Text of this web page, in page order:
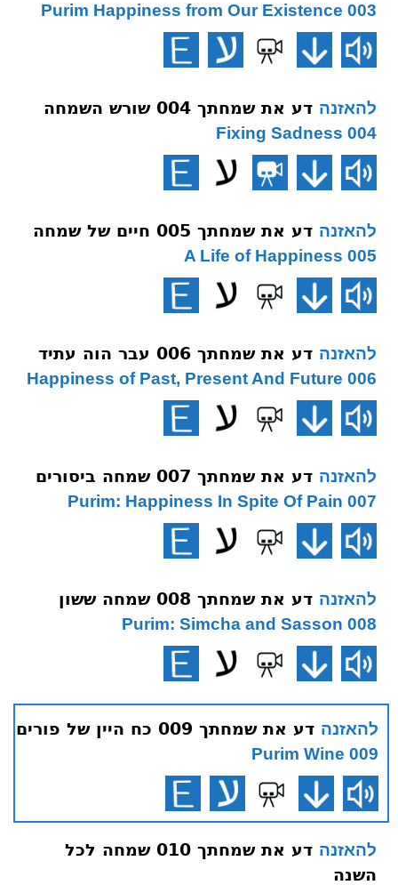
003 Purim Happiness from Our Existence
להאזנה דע את שמחתך 004 שורש השמחה
004 Fixing Sadness
להאזנה דע את שמחתך 005 חיים של שמחה
005 A Life of Happiness
להאזנה דע את שמחתך 006 עבר הוה עתיד
006 Happiness of Past, Present And Future
להאזנה דע את שמחתך 007 שמחה ביסורים
007 Purim: Happiness In Spite Of Pain
להאזנה דע את שמחתך 008 שמחה ששון
008 Purim: Simcha and Sasson
להאזנה דע את שמחתך 009 כח היין של פורים
009 Purim Wine
להאזנה
דע את שמחתך 010 שמחה לכל
השנה